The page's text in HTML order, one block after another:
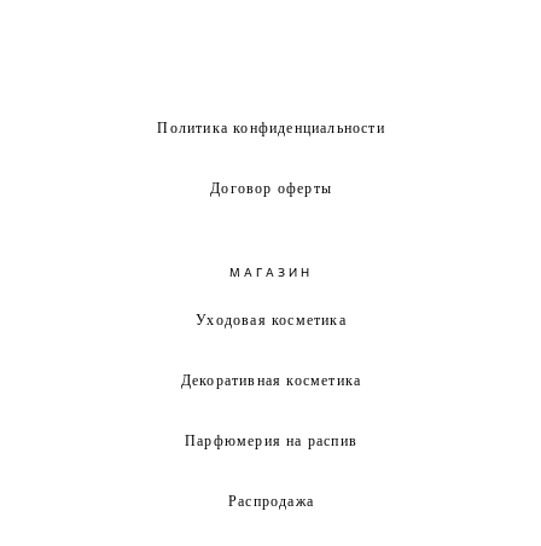
Политика конфиденциальности
Договор оферты
МАГАЗИН
Уходовая косметика
Декоративная косметика
Парфюмерия на распив
Распродажа